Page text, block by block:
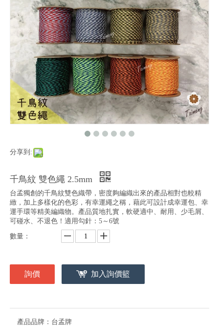
分享到:
千鳥紋 雙色繩 2.5mm
台孟獨創的千鳥紋雙色織帶，密度夠編織出來的產品相對也較精
緻，加上多樣化的色彩，有幸運繩之稱，藉此可設計成幸運包、幸
運手環等精美編織物。產品質地扎實，軟硬適中、耐用、少毛屑、
可碰水、不退色！適用勾針：5～6號
數量：
詢價 加入詢價籃
產品品牌： 台孟牌